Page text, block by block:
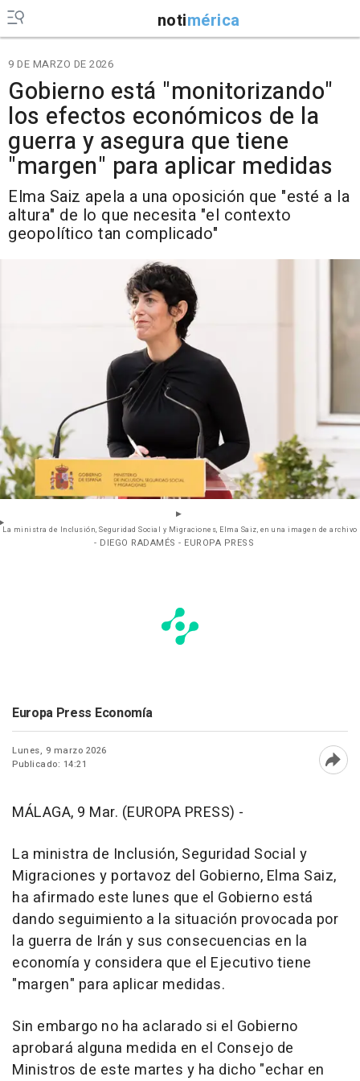
notimérica
9 DE MARZO DE 2026
Gobierno está "monitorizando"
los efectos económicos de la
guerra y asegura que tiene
"margen" para aplicar medidas
Elma Saiz apela a una oposición que "esté a la
altura" de lo que necesita "el contexto
geopolítico tan complicado"
La ministra de Inclusión, Seguridad Social y Migraciones, Elma Saiz, en una imagen de archivo
- DIEGO RADAMÉS - EUROPA PRESS
Europa Press Economía
Lunes, 9 marzo 2026
Publicado: 14:21
MÁLAGA, 9 Mar. (EUROPA PRESS) -
La ministra de Inclusión, Seguridad Social y
Migraciones y portavoz del Gobierno, Elma Saiz,
ha afirmado este lunes que el Gobierno está
dando seguimiento a la situación provocada por
la guerra de Irán y sus consecuencias en la
economía y considera que el Ejecutivo tiene
"margen" para aplicar medidas.
Sin embargo no ha aclarado si el Gobierno
aprobará alguna medida en el Consejo de
Ministros de este martes y ha dicho "echar en